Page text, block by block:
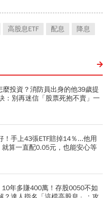
高股息ETF 配息 降息
投資？消防員出身的他39歲提
：別再迷信「股票死抱不賣」一
手上43張ETF賠掉14％...他用
就算一直配0.05元，也能安心等
年多賺400萬！存股0050不如